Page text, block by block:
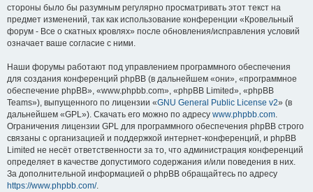
стороны было бы разумным регулярно просматривать этот текст на
предмет изменений, так как использование конференции «Кровельный
форум - Все о скатных кровлях» после обновления/исправления условий
означает ваше согласие с ними.
Наши форумы работают под управлением программного обеспечения
для создания конференций phpBB (в дальнейшем «они», «программное
обеспечение phpBB», «www.phpbb.com», «phpBB Limited», «phpBB
Teams»), выпущенного по лицензии «GNU General Public License v2» (в
дальнейшем «GPL»). Скачать его можно по адресу www.phpbb.com.
Ограничения лицензии GPL для программного обеспечения phpBB строго
связаны с организацией и поддержкой интернет-конференций, и phpBB
Limited не несёт ответственности за то, что администрация конференций
определяет в качестве допустимого содержания и/или поведения в них.
За дополнительной информацией о phpBB обращайтесь по адресу
https://www.phpbb.com/.